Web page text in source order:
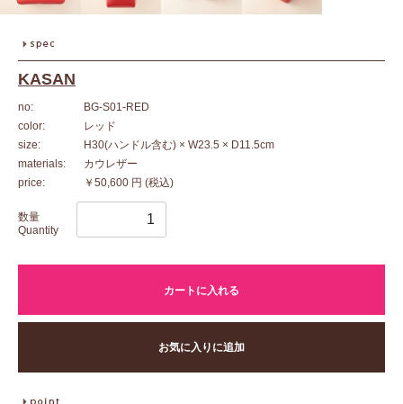
KASAN
no:
BG-S01-RED
color:
レッド
size:
H30(ハンドル含む) × W23.5 × D11.5cm
materials:
カウレザー
price:
￥50,600 円 (税込)
数量
Quantity
カートに入れる
お気に入りに追加